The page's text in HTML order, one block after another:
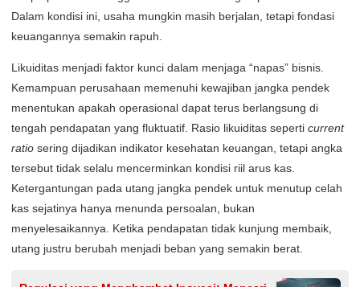
Dalam kondisi ini, usaha mungkin masih berjalan, tetapi fondasi
keuangannya semakin rapuh.
Likuiditas menjadi faktor kunci dalam menjaga “napas” bisnis.
Kemampuan perusahaan memenuhi kewajiban jangka pendek
menentukan apakah operasional dapat terus berlangsung di
tengah pendapatan yang fluktuatif. Rasio likuiditas seperti current
ratio sering dijadikan indikator kesehatan keuangan, tetapi angka
tersebut tidak selalu mencerminkan kondisi riil arus kas.
Ketergantungan pada utang jangka pendek untuk menutup celah
kas sejatinya hanya menunda persoalan, bukan
menyelesaikannya. Ketika pendapatan tidak kunjung membaik,
utang justru berubah menjadi beban yang semakin berat.